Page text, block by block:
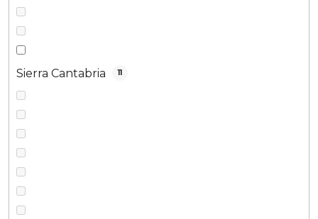
Sierra Cantabria 11